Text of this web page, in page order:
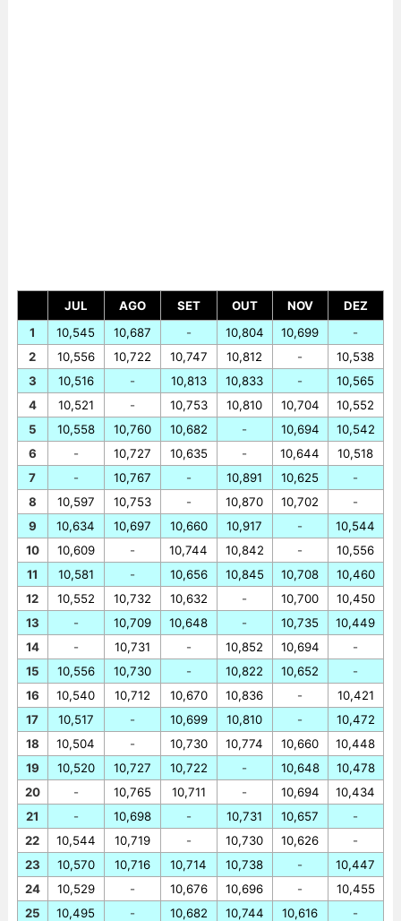
JUL AGO SET OUT NOV
DEZ
1
2
3
4
5
6
7
8
9
10
11
12
13
14
15
16
17
18
19
20
21
22
23
24
25
10,545
10,556
10,516
10,521
10,558
-
-
10,597
10,634
10,609
10,581
10,552
-
-
10,556
10,540
10,517
10,504
10,520
-
-
10,544
10,570
10,529
10,495
10,687
10,722
-
-
10,760
10,727
10,767
10,753
10,697
-
-
10,732
10,709
10,731
10,730
10,712
-
-
10,727
10,765
10,698
10,719
10,716
-
-
-
10,747
10,813
10,753
10,682
10,635
-
-
10,660
10,744
10,656
10,632
10,648
-
-
10,670
10,699
10,730
10,722
10,711
-
-
10,714
10,676
10,682
10,804
10,812
10,833
10,810
-
-
10,891
10,870
10,917
10,842
10,845
-
-
10,852
10,822
10,836
10,810
10,774
-
-
10,731
10,730
10,738
10,696
10,744
10,699
-
-
10,704
10,694
10,644
10,625
10,702
-
-
10,708
10,700
10,735
10,694
10,652
-
-
10,660
10,648
10,694
10,657
10,626
-
-
10,616
-
10,538
10,565
10,552
10,542
10,518
-
-
10,544
10,556
10,460
10,450
10,449
-
-
10,421
10,472
10,448
10,478
10,434
-
-
10,447
10,455
-